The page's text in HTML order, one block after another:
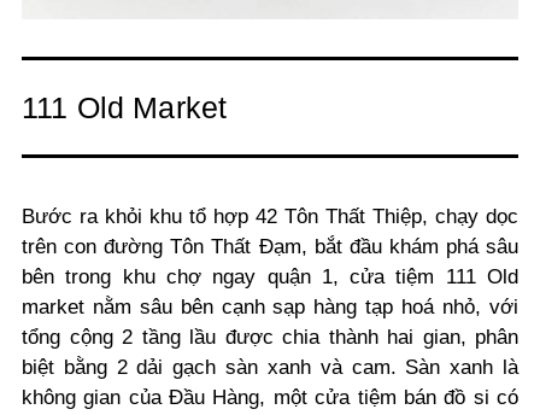
111 Old Market
Bước ra khỏi khu tổ hợp 42 Tôn Thất Thiệp, chạy dọc
trên con đường Tôn Thất Đạm, bắt đầu khám phá sâu
bên trong khu chợ ngay quận 1, cửa tiệm 111 Old
market nằm sâu bên cạnh sạp hàng tạp hoá nhỏ, với
tổng cộng 2 tầng lầu được chia thành hai gian, phân
biệt bằng 2 dải gạch sàn xanh và cam. Sàn xanh là
không gian của Đầu Hàng, một cửa tiệm bán đồ si có